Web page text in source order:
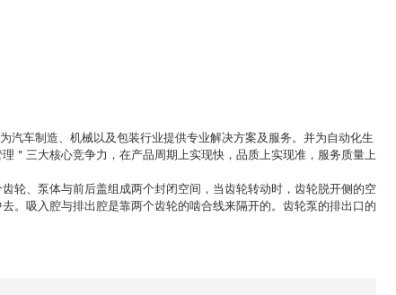
汽车制造、机械以及包装行业提供专业解决方案及服务。并为自动化生
＂三大核心竞争力，在产品周期上实现快，品质上实现准，服务质量上
轮、泵体与前后盖组成两个封闭空间，当齿轮转动时，齿轮脱开侧的空
。吸入腔与排出腔是靠两个齿轮的啮合线来隔开的。齿轮泵的排出口的